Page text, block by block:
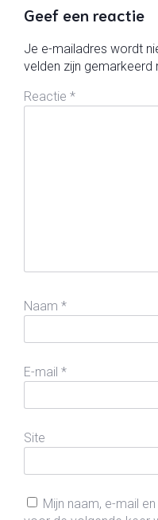
Geef een reactie
Je e-mailadres wordt
velden zijn gemarkeerd
Reactie *
Naam *
E-mail *
Site
Mijn naam, e-mail